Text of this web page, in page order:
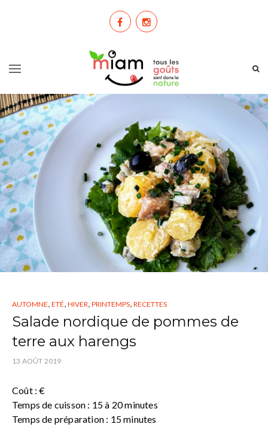
AUTOMNE, ETÉ, HIVER, PRINTEMPS, RECETTES
Salade nordique de pommes de
terre aux harengs
13 AOÛT 2019
Coût : €
Temps de cuisson : 15 à 20 minutes
Temps de préparation : 15 minutes